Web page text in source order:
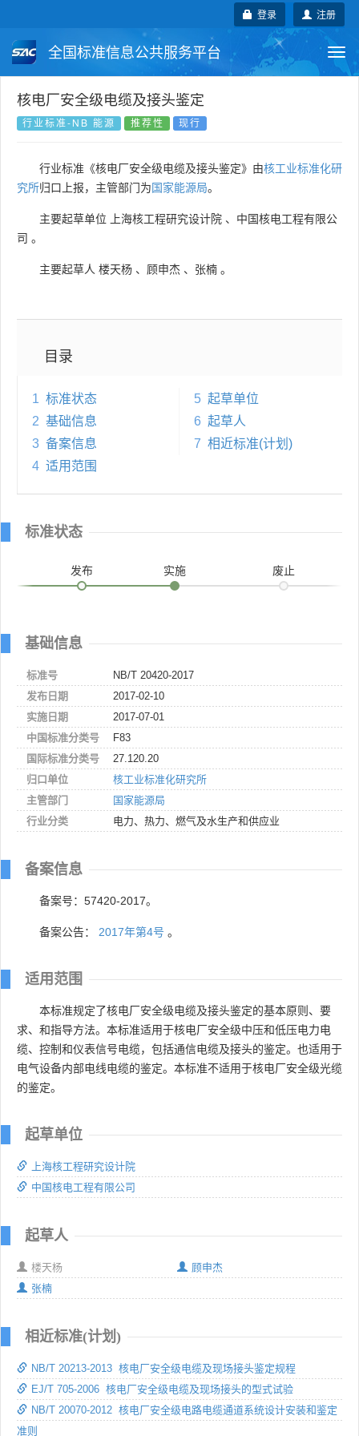
注册
登录
全国标准信息公共服务平台
国家标准 行业标准
国外标准 技术委员会
核电厂安全级电缆及接头鉴定
行业标准-NB 能源 推荐性 现行
行业标准《核电厂安全级电缆及接头鉴定》由核工业标准化研
究所归口上报，主管部门为国家能源局。
主要起草单位 上海核工程研究设计院 、 中国核电工程有限公
司 。
主要起草人 楼天杨 、 顾申杰 、 张楠 。
目录
1 标准状态
2 基础信息
3 备案信息
4 适用范围
5 起草单位
6 起草人
7 相近标准(计划)
标准状态
发布 实施 废止
基础信息
标准号
NB/T 20420-2017
发布日期
2017-02-10
实施日期
2017-07-01
中国标准分类号
F83
国际标准分类号
27.120.20
归口单位
核工业标准化研究所
主管部门
国家能源局
行业分类
电力、热力、燃气及水生产和供应业
备案信息
备案号：57420-2017。
备案公告： 2017年第4号 。
适用范围
本标准规定了核电厂安全级电缆及接头鉴定的基本原则、要
求、和指导方法。本标准适用于核电厂安全级中压和低压电力电
缆、控制和仪表信号电缆，包括通信电缆及接头的鉴定。也适用于
电气设备内部电线电缆的鉴定。本标准不适用于核电厂安全级光缆
的鉴定。
起草单位
上海核工程研究设计院
中国核电工程有限公司
起草人
楼天杨
顾申杰
张楠
相近标准(计划)
NB/T 20213-2013 核电厂安全级电缆及现场接头鉴定规程
EJ/T 705-2006 核电厂安全级电缆及现场接头的型式试验
NB/T 20070-2012 核电厂安全级电路电缆通道系统设计安装和鉴定
准则